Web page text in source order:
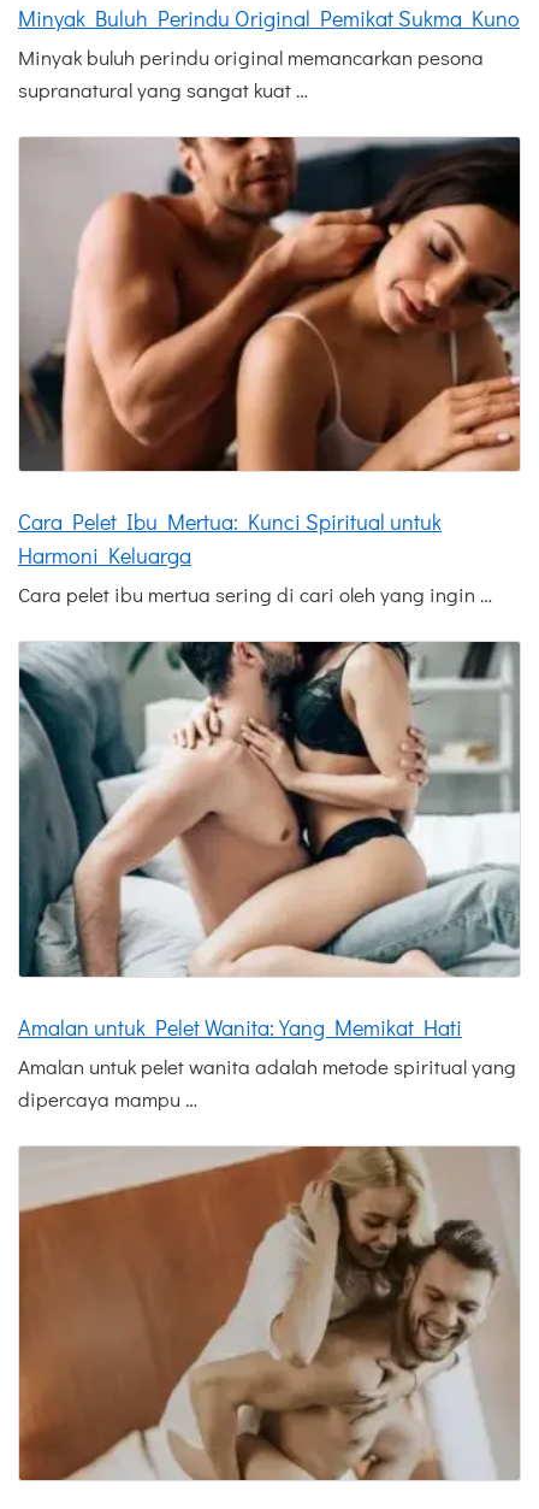
Minyak Buluh Perindu Original Pemikat Sukma Kuno
Minyak buluh perindu original memancarkan pesona
supranatural yang sangat kuat …
Cara Pelet Ibu Mertua: Kunci Spiritual untuk
Harmoni Keluarga
Cara pelet ibu mertua sering di cari oleh yang ingin …
Amalan untuk Pelet Wanita: Yang Memikat Hati
Amalan untuk pelet wanita adalah metode spiritual yang
dipercaya mampu …